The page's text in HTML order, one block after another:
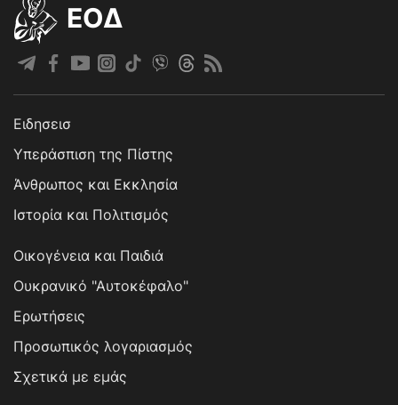
EOΔ
Ειδησεισ
Υπεράσπιση της Πίστης
Άνθρωπος και Εκκλησία
Ιστορία και Πολιτισμός
Οικογένεια και Παιδιά
Ουκρανικό "Αυτοκέφαλο"
Ερωτήσεις
Προσωπικός λογαριασμός
Σχετικά με εμάς